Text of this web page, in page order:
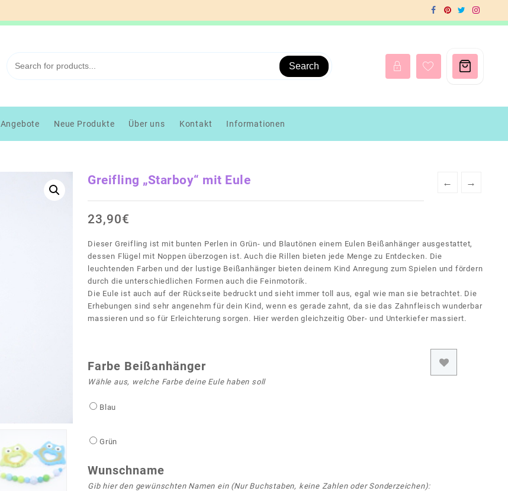
Search
Angebote Neue Produkte Über uns Kontakt Informationen
← →
Greifling „Starboy“ mit Eule
23,90€
Dieser Greifling ist mit bunten Perlen in Grün- und Blautönen einem Eulen Beißanhänger ausgestattet,
dessen Flügel mit Noppen überzogen ist. Auch die Rillen bieten jede Menge zu Entdecken. Die
leuchtenden Farben und der lustige Beißanhänger bieten deinem Kind Anregung zum Spielen und fördern
durch die unterschiedlichen Formen auch die Feinmotorik.
Die Eule ist auch auf der Rückseite bedruckt und sieht immer toll aus, egal wie man sie betrachtet. Die
Erhebungen sind sehr angenehm für dein Kind, wenn es gerade zahnt, da sie das Zahnfleisch wunderbar
massieren und so für Erleichterung sorgen. Hier werden gleichzeitig Ober- und Unterkiefer massiert.
Farbe Beißanhänger
Wähle aus, welche Farbe deine Eule haben soll
Blau
Grün
Wunschname
Gib hier den gewünschten Namen ein (Nur Buchstaben, keine Zahlen oder Sonderzeichen):